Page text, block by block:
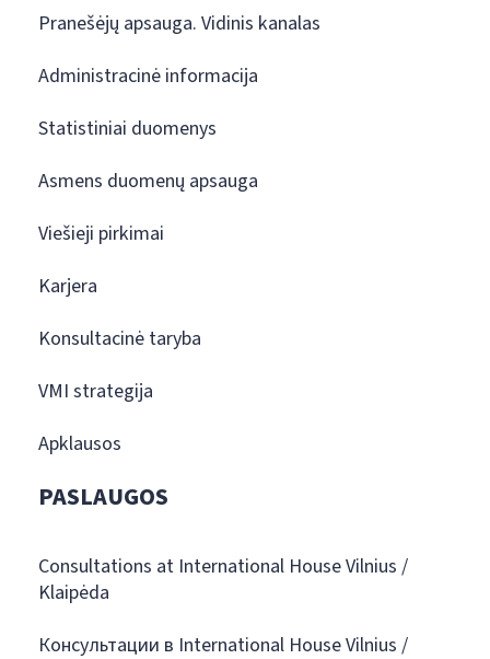
Pranešėjų apsauga. Vidinis kanalas
Administracinė informacija
Statistiniai duomenys
Asmens duomenų apsauga
Viešieji pirkimai
Karjera
Konsultacinė taryba
VMI strategija
Apklausos
PASLAUGOS
Consultations at International House Vilnius /
Klaipėda
Консультации в International House Vilnius /